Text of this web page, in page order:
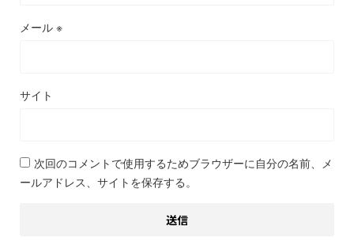
メール ※
サイト
次回のコメントで使用するためブラウザーに自分の名前、メ
ールアドレス、サイトを保存する。